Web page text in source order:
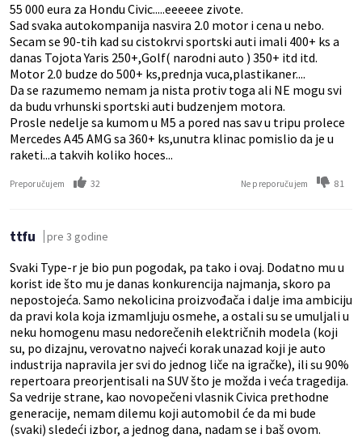
55 000 eura za Hondu Civic.....eeeeee zivote.
Sad svaka autokompanija nasvira 2.0 motor i cena u nebo.
Secam se 90-tih kad su cistokrvi sportski auti imali 400+ ks a
danas Tojota Yaris 250+,Golf( narodni auto ) 350+ itd itd.
Motor 2.0 budze do 500+ ks,prednja vuca,plastikaner....
Da se razumemo nemam ja nista protiv toga ali NE mogu svi
da budu vrhunski sportski auti budzenjem motora.
Prosle nedelje sa kumom u M5 a pored nas sav u tripu prolece
Mercedes A45 AMG sa 360+ ks,unutra klinac pomislio da je u
raketi...a takvih koliko hoces...
Preporučujem 32 Ne preporučujem 81
ttfu pre 3 godine
Svaki Type-r je bio pun pogodak, pa tako i ovaj. Dodatno mu u
korist ide što mu je danas konkurencija najmanja, skoro pa
nepostojeća. Samo nekolicina proizvođača i dalje ima ambiciju
da pravi kola koja izmamljuju osmehe, a ostali su se umuljali u
neku homogenu masu nedorečenih električnih modela (koji
su, po dizajnu, verovatno najveći korak unazad koji je auto
industrija napravila jer svi do jednog liče na igračke), ili su 90%
repertoara preorjentisali na SUV što je možda i veća tragedija.
Sa vedrije strane, kao novopečeni vlasnik Civica prethodne
generacije, nemam dilemu koji automobil će da mi bude
(svaki) sledeći izbor, a jednog dana, nadam se i baš ovom.